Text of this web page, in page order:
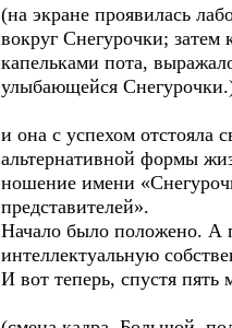
(на экране проявилась
вокруг Снегурочки;
капельками пота,
улыбающейся
и она с успехом отстояла
альтернативной формы
ношение имени
представителей».
Начало было положено. А
интеллектуальную
И вот теперь, спустя